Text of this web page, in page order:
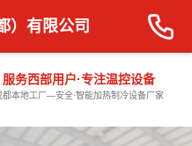
服务西部用户·专注温控设备
都本地工厂—安全·智能加热制冷设备厂家
）有限公司